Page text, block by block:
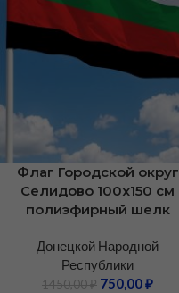
Флаг Городской округ
Селидово 100х150 см
полиэфирный шелк
Донецкой Народной
Республики
1450,00₽ 750,00₽